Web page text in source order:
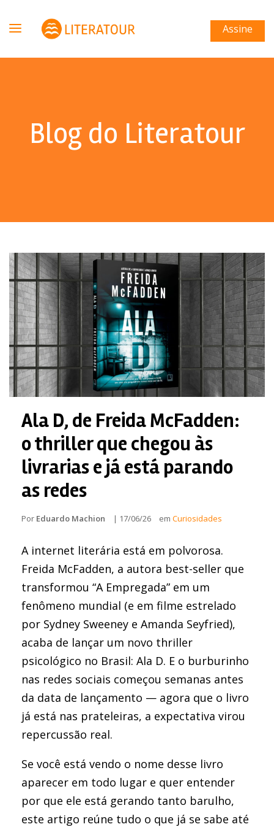
Assine
Blog do Literatour
Ala D, de Freida McFadden:
o thriller que chegou às
livrarias e já está parando
as redes
Por Eduardo Machion | 17/06/26 em Curiosidades
A internet literária está em polvorosa.
Freida McFadden, a autora best-seller que
transformou “A Empregada” em um
fenômeno mundial (e em filme estrelado
por Sydney Sweeney e Amanda Seyfried),
acaba de lançar um novo thriller
psicológico no Brasil: Ala D. E o burburinho
nas redes sociais começou semanas antes
da data de lançamento — agora que o livro
já está nas prateleiras, a expectativa virou
repercussão real.
Se você está vendo o nome desse livro
aparecer em todo lugar e quer entender
por que ele está gerando tanto barulho,
este artigo reúne tudo o que já se sabe até